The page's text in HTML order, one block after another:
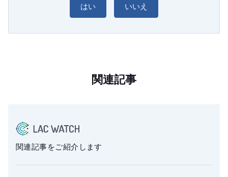
はい いいえ
関連記事
関連記事をご紹介します